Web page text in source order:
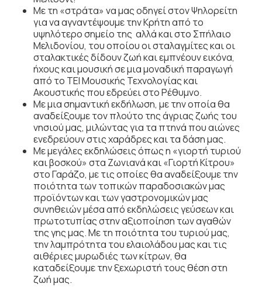
Με τη «στράτα» να μας οδηγεί στον Ψηλορείτη
για να αγναντέψουμε την Κρήτη από το
υψηλότερο σημείο της αλλά και στο Σπήλαιο
Μελιδονίου, του οποίου οι σταλαγμίτες και οι
σταλακτικές δίδουν ζωή και εμπνέουν εικόνα,
ήχους και μουσική σε μια μοναδική παραγωγή
από το ΤΕΙ Μουσικής Τεχνολογίας και
Ακουστικής που εδρεύει στο Ρέθυμνο.
Με μια σημαντική εκδήλωση, με την οποία θα
αναδείξουμε τον πλούτο της άγριας ζωής του
νησιού μας, μιλώντας για τα πτηνά που αιώνες
ενεδρεύουν στις χαράδρες και τα δάση μας.
Με μεγάλες εκδηλώσεις όπως η «γιορτή τυριού
και βοσκού» στα Ζωνιανά και «Γιορτή Κίτρου»
στο Γαράζο, με τις οποίες θα αναδείξουμε την
ποιότητα των τοπικών παραδοσιακών μας
προϊόντων και των γαστρονομικών μας
συνηθειών μέσα από εκδηλώσεις γεύσεων και
πρωτοτυπίας στην αξιοποίηση των αγαθών
της γης μας. Με τη ποιότητα του τυριού μας,
την λαμπρότητα του ελαιολάδου μας και τις
αιθέριες μυρωδιές των κίτρων, θα
καταδείξουμε την ξεχωριστή τους θέση στη
ζωή μας.